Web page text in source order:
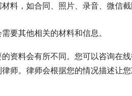
料，如合同、照片、录音、微信
要其他相关的材料和信息。
资料会有所不同。您可以咨询在
师。律师会根据您的情况描述让您